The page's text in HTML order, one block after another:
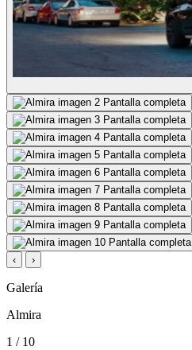
Pantalla completa
Pantalla completa
Pantalla completa
Pantalla completa
Pantalla completa
Pantalla completa
Pantalla completa
Pantalla completa
Pantalla completa
‹
›
Galería
Almira
1 / 10